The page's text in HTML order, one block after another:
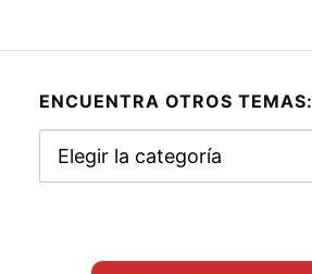
ENCUENTRA OTROS TEMAS:
otros